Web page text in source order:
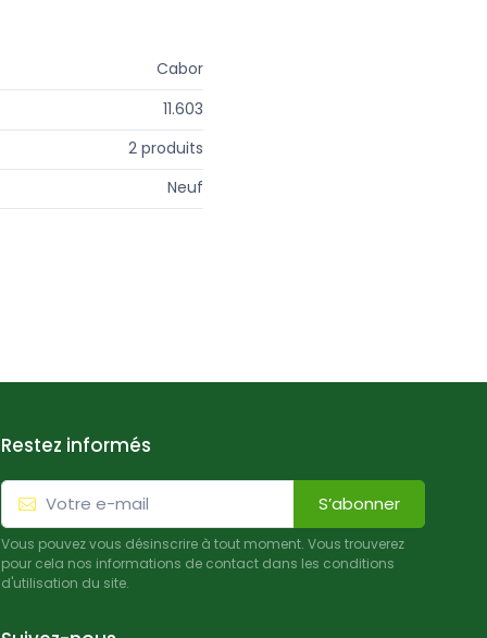
Cabor
11.603
2 produits
Neuf
Restez informés
S’abonner
Vous pouvez vous désinscrire à tout moment. Vous trouverez
pour cela nos informations de contact dans les conditions
d'utilisation du site.